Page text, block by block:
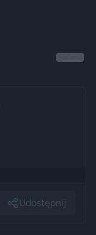
Udostępnij